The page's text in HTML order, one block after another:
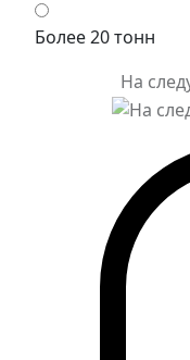
Более 20 тонн